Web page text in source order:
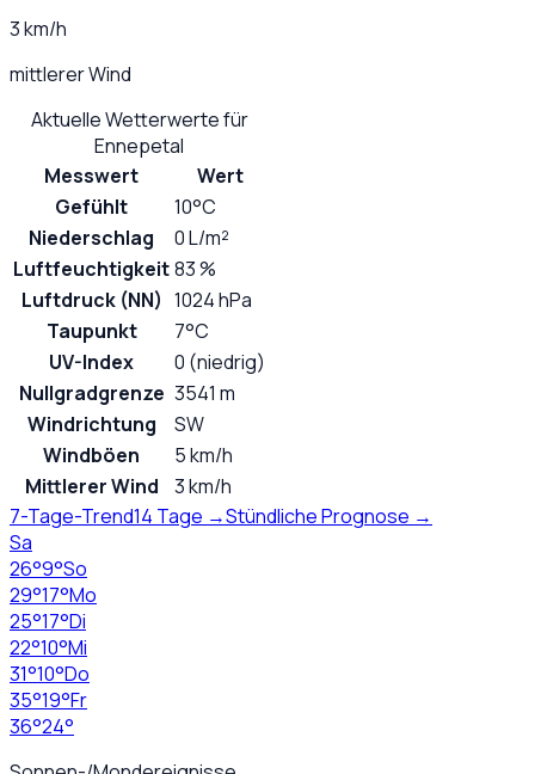
3 km/h
mittlerer Wind
Aktuelle Wetterwerte für
Ennepetal
Messwert
Wert
Gefühlt
10°C
Niederschlag
0 L/m²
Luftfeuchtigkeit83 %
Luftdruck (NN) 1024 hPa
Taupunkt
7°C
UV-Index
0 (niedrig)
Nullgradgrenze 3541 m
Windrichtung
SW
Windböen
5 km/h
Mittlerer Wind
3 km/h
7-Tage-Trend14 Tage →Stündliche Prognose →
Sa
26°9°So
29°17°Mo
25°17°Di
22°10°Mi
31°10°Do
35°19°Fr
36°24°